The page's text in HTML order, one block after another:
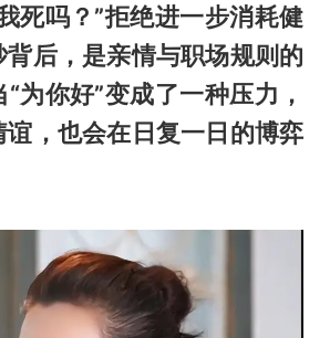
死吗？”拒绝进一步消耗健
背后，是亲情与职场规则的
为你好”变成了一种压力，
，也会在日复一日的博弈